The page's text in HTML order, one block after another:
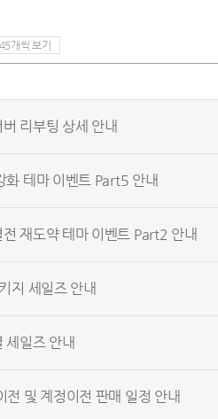
45개씩 보기
리부팅 상세 안내
화 테마 이벤트 Part5 안내
재도약 테마 이벤트 Part2 안내
지 세일즈 안내
세일즈 안내
전 및 계정이전 판매 일정 안내